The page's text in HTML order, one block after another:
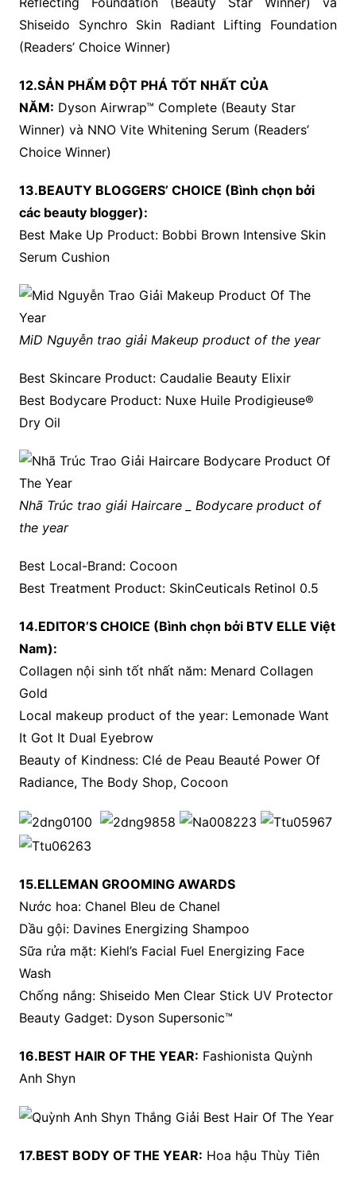
Shiseido Synchro Skin Radiant Lifting Foundation
(Readers’ Choice Winner)
12.SẢN PHẨM ĐỘT PHÁ TỐT NHẤT CỦA
NĂM: Dyson Airwrap™ Complete (Beauty Star
Winner) và NNO Vite Whitening Serum (Readers’
Choice Winner)
13.BEAUTY BLOGGERS’ CHOICE (Bình chọn bởi
các beauty blogger):
Best Make Up Product: Bobbi Brown Intensive Skin
Serum Cushion
MiD Nguyễn trao giải Makeup product of the year
Best Skincare Product: Caudalie Beauty Elixir
Best Bodycare Product: Nuxe Huile Prodigieuse®
Dry Oil
Nhã Trúc trao giải Haircare _ Bodycare product of
the year
Best Local-Brand: Cocoon
Best Treatment Product: SkinCeuticals Retinol 0.5
14.EDITOR’S CHOICE (Bình chọn bởi BTV ELLE Việt
Nam):
Collagen nội sinh tốt nhất năm: Menard Collagen
Gold
Local makeup product of the year: Lemonade Want
It Got It Dual Eyebrow
Beauty of Kindness: Clé de Peau Beauté Power Of
Radiance, The Body Shop, Cocoon
15.ELLEMAN GROOMING AWARDS
Nước hoa: Chanel Bleu de Chanel
Dầu gội: Davines Energizing Shampoo
Sữa rửa mặt: Kiehl’s Facial Fuel Energizing Face
Wash
Chống nắng: Shiseido Men Clear Stick UV Protector
Beauty Gadget: Dyson Supersonic™
16.BEST HAIR OF THE YEAR: Fashionista Quỳnh
Anh Shyn
17.BEST BODY OF THE YEAR: Hoa hậu Thùy Tiên